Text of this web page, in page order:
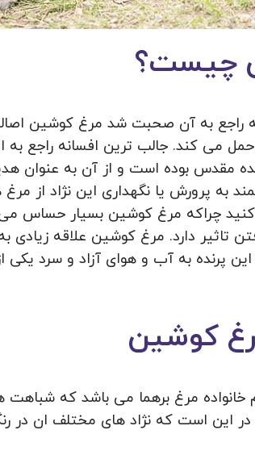
چیست؟
راجع به آن صحبت شد مرغ کوشین
حمل می کند. جالب ترین افسانه راجع به
مقدس بوده است و از آن به عنوان
به پرورش یا نگهداری این نژاد از
چراکه مرغ کوشین بسیار حساس
تاثیر دارد. مرغ کوشین علاقه زیادی
این پرنده به آب و هوای آزاد و سرد
کوشین
مرغ برهما می باشد که شباهت
در این است که نژاد های مختلف ان در